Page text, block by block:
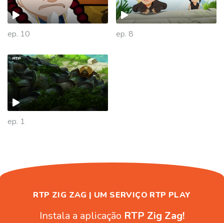
ep. 10 ep. 8
ep. 1
938662
RTP ZIG ZAG | UM SERVIÇO RTP PLAY
Instala a aplicação RTP Zig Zag!